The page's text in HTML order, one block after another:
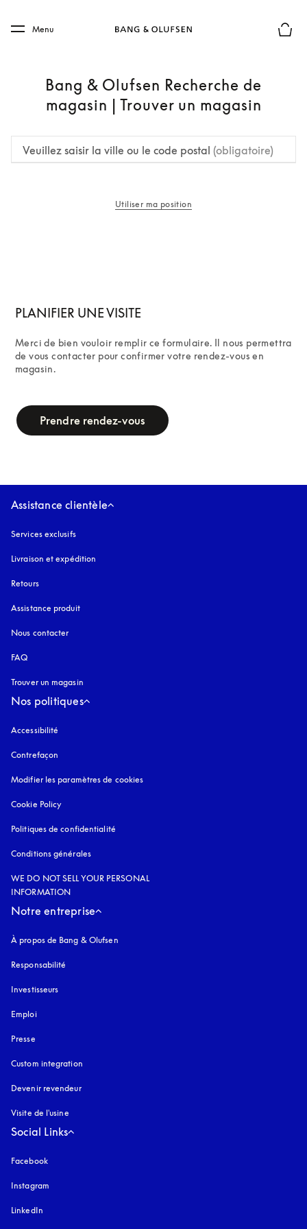
Skip to main footer
Menu
Bang & Olufsen Recherche de
magasin | Trouver un magasin
Veuillez saisir la ville ou le code postal (obligatoire)
Utiliser ma position
PLANIFIER UNE VISITE
Merci de bien vouloir remplir ce formulaire. Il nous permettra
de vous contacter pour confirmer votre rendez-vous en
magasin.
Prendre rendez-vous
Assistance clientèle
Services exclusifs
Livraison et expédition
Retours
Assistance produit
Nous contacter
FAQ
Trouver un magasin
Nos politiques
Accessibilité
Contrefaçon
Modifier les paramètres de cookies
Cookie Policy
Politiques de confidentialité
Conditions générales
WE DO NOT SELL YOUR PERSONAL
INFORMATION
Notre entreprise
À propos de Bang & Olufsen
Responsabilité
Investisseurs
Emploi
Presse
Custom integration
Devenir revendeur
Visite de l'usine
Social Links
Facebook
Instagram
LinkedIn